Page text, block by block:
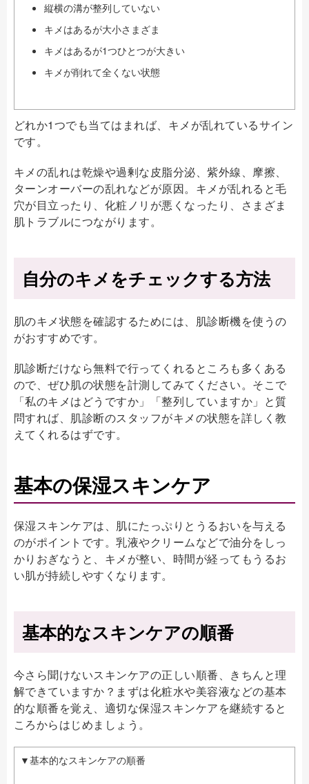
縦横の溝が整列していない
キメはあるが大小さまざま
キメはあるが1つひとつが大きい
キメが削れて全くない状態
どれか1つでも当てはまれば、キメが乱れているサイン
です。
キメの乱れは乾燥や過剰な皮脂分泌、紫外線、摩擦、
ターンオーバーの乱れなどが原因。キメが乱れると毛
穴が目立ったり、化粧ノリが悪くなったり、さまざま
肌トラブルにつながります。
自分のキメをチェックする方法
肌のキメ状態を確認するためには、肌診断機を使うの
がおすすめです。
肌診断だけなら無料で行ってくれるところも多くある
ので、ぜひ肌の状態を計測してみてください。そこで
「私のキメはどうですか」「整列していますか」と質
問すれば、肌診断のスタッフがキメの状態を詳しく教
えてくれるはずです。
基本の保湿スキンケア
保湿スキンケアは、肌にたっぷりとうるおいを与える
のがポイントです。乳液やクリームなどで油分をしっ
かりおぎなうと、キメが整い、時間が経ってもうるお
い肌が持続しやすくなります。
基本的なスキンケアの順番
今さら聞けないスキンケアの正しい順番、きちんと理
解できていますか？まずは化粧水や美容液などの基本
的な順番を覚え、適切な保湿スキンケアを継続すると
ころからはじめましょう。
▼基本的なスキンケアの順番